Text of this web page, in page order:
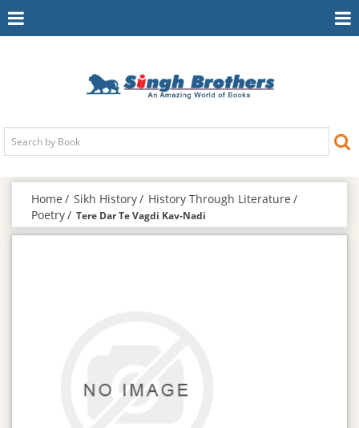
Toggle
Home Sikh History
History Through Literature
Poetry
Tere Dar Te Vagdi Kav-Nadi